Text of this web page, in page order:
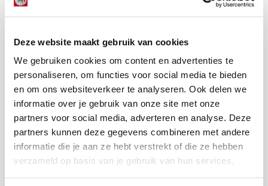
Deze website maakt gebruik van cookies
We gebruiken cookies om content en advertenties te
personaliseren, om functies voor social media te bieden
en om ons websiteverkeer te analyseren. Ook delen we
informatie over je gebruik van onze site met onze
partners voor social media, adverteren en analyse. Deze
partners kunnen deze gegevens combineren met andere
informatie die je aan ze hebt verstrekt of die ze hebben
verzameld op basis van je gebruik van hun services.
zijn,” besluit de hoofdcoach.
Basisdebutant Hato:
‘Bescheidenheid is goede
eigenschap van mij’
Jordy Haak